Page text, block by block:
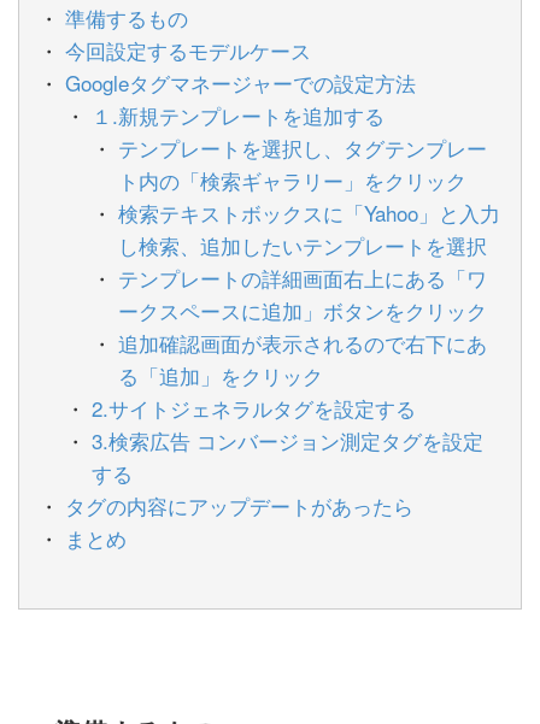
準備するもの
今回設定するモデルケース
Googleタグマネージャーでの設定方法
１.新規テンプレートを追加する
テンプレートを選択し、タグテンプレー
ト内の「検索ギャラリー」をクリック
検索テキストボックスに「Yahoo」と入力
し検索、追加したいテンプレートを選択
テンプレートの詳細画面右上にある「ワ
ークスペースに追加」ボタンをクリック
追加確認画面が表示されるので右下にあ
る「追加」をクリック
2.サイトジェネラルタグを設定する
3.検索広告 コンバージョン測定タグを設定
する
タグの内容にアップデートがあったら
まとめ